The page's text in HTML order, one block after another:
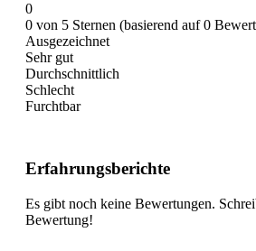
0
0 von 5 Sternen (basierend auf 0
Ausgezeichnet
Sehr gut
Durchschnittlich
Schlecht
Furchtbar
Erfahrungsberichte
Es gibt noch keine Bewertungen.
Bewertung!